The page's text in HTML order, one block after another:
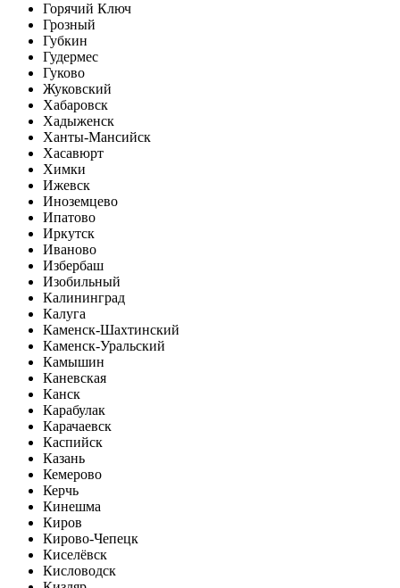
Горячий Ключ
Грозный
Губкин
Гудермес
Гуково
Жуковский
Хабаровск
Хадыженск
Ханты-Мансийск
Хасавюрт
Химки
Ижевск
Иноземцево
Ипатово
Иркутск
Иваново
Избербаш
Изобильный
Калининград
Калуга
Каменск-Шахтинский
Каменск-Уральский
Камышин
Каневская
Канск
Карабулак
Карачаевск
Каспийск
Казань
Кемерово
Керчь
Кинешма
Киров
Кирово-Чепецк
Киселёвск
Кисловодск